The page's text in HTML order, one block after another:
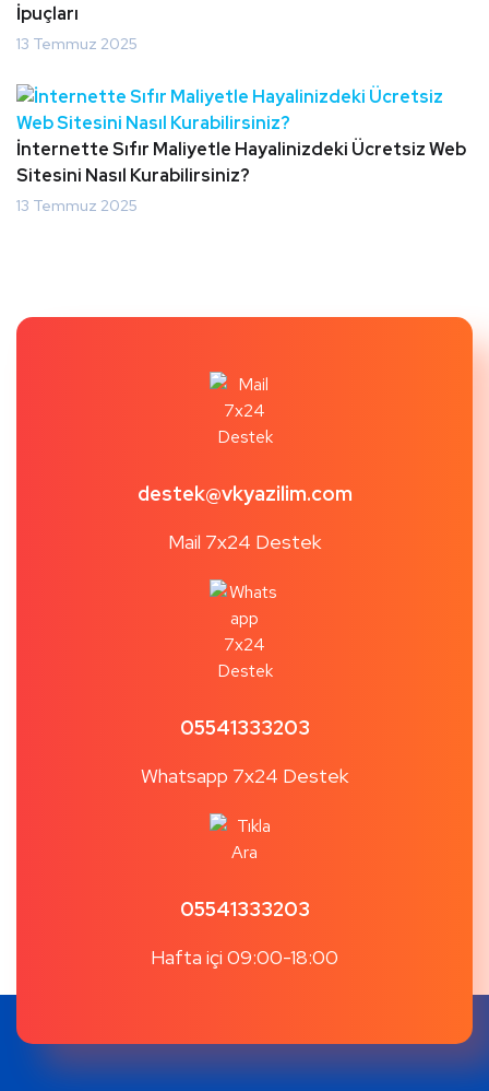
İpuçları
13 Temmuz 2025
İnternette Sıfır Maliyetle Hayalinizdeki Ücretsiz Web
Sitesini Nasıl Kurabilirsiniz?
13 Temmuz 2025
destek@vkyazilim.com
Mail 7x24 Destek
05541333203
Whatsapp 7x24 Destek
05541333203
Hafta içi 09:00-18:00